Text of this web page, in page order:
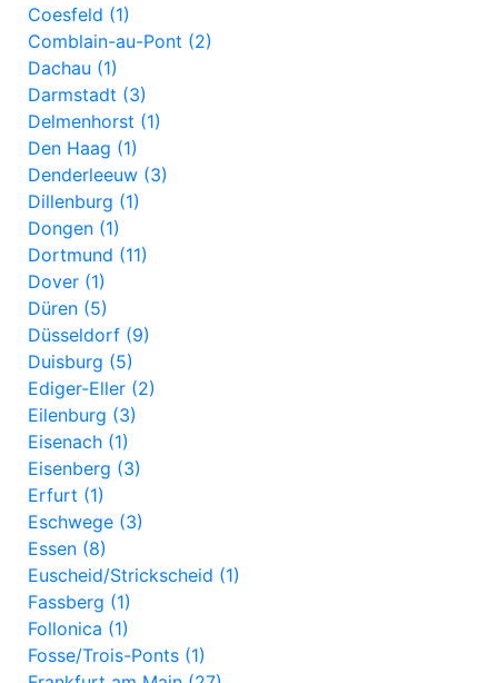
Coesfeld (1)
Comblain-au-Pont (2)
Dachau (1)
Darmstadt (3)
Delmenhorst (1)
Den Haag (1)
Denderleeuw (3)
Dillenburg (1)
Dongen (1)
Dortmund (11)
Dover (1)
Düren (5)
Düsseldorf (9)
Duisburg (5)
Ediger-Eller (2)
Eilenburg (3)
Eisenach (1)
Eisenberg (3)
Erfurt (1)
Eschwege (3)
Essen (8)
Euscheid/Strickscheid (1)
Fassberg (1)
Follonica (1)
Fosse/Trois-Ponts (1)